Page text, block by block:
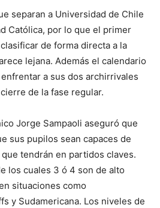
separan a Universidad de Chile
Católica, por lo que el primer
de forma directa a la
lejana. Además el calendario
enfrentar a sus dos archirrivales
de la fase regular.
Jorge Sampaoli aseguró que
sus pupilos sean capaces de
tendrán en partidos claves.
los cuales 3 ó 4 son de alto
situaciones como
y Sudamericana. Los niveles de